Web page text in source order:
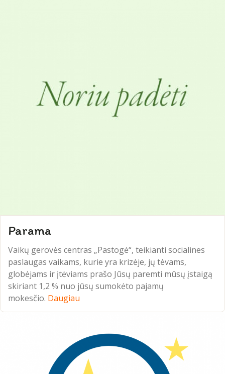
Parama
Vaikų gerovės centras „Pastogė“, teikianti socialines
paslaugas vaikams, kurie yra krizėje, jų tėvams,
globėjams ir įtėviams prašo Jūsų paremti mūsų įstaigą
skiriant 1,2 % nuo jūsų sumokėto pajamų
mokesčio. Daugiau